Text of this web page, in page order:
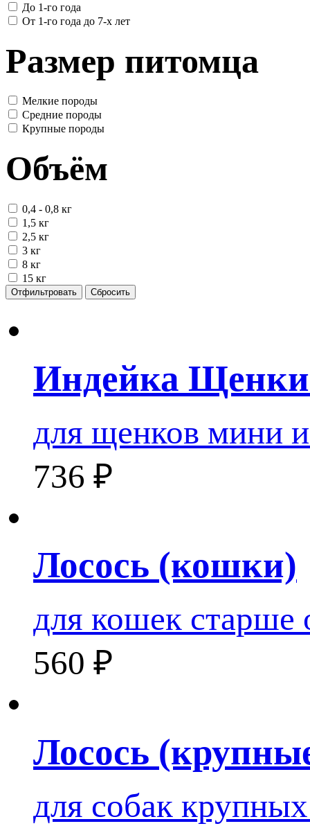
До 1-го года
От 1-го года до 7-х лет
Размер питомца
Мелкие породы
Средние породы
Крупные породы
Объём
0,4 - 0,8 кг
1,5 кг
2,5 кг
3 кг
8 кг
15 кг
Отфильтровать Сбросить
Индейка Щенки
для щенков мини
736 ₽
Лосось (кошки)
для кошек старше
560 ₽
Лосось
для собак